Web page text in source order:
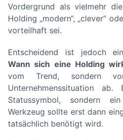
Vordergrund als vielmehr
Holding „modern“, „clever“
vorteilhaft sei.
Entscheidend ist jedoch
Wann sich eine Holding
vom Trend, sondern
Unternehmenssituation
Statussymbol, sondern
Werkzeug sollte erst dann
tatsächlich benötigt wird.